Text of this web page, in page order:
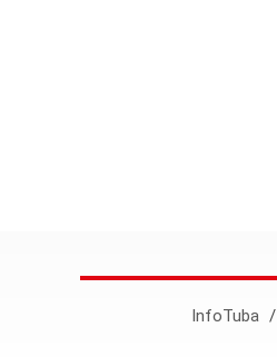
InfoTuba /